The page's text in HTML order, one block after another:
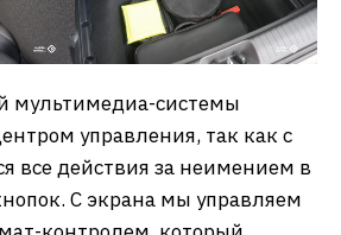
мультимедиа-системы
управления, так как с
все действия за неимением в
С экрана мы управляем